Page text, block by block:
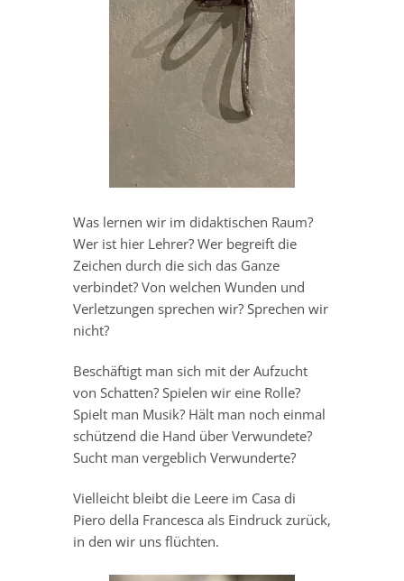
Was lernen wir im didaktischen Raum?
Wer ist hier Lehrer? Wer begreift die
Zeichen durch die sich das Ganze
verbindet? Von welchen Wunden und
Verletzungen sprechen wir? Sprechen wir
nicht?
Beschäftigt man sich mit der Aufzucht
von Schatten? Spielen wir eine Rolle?
Spielt man Musik? Hält man noch einmal
schützend die Hand über Verwundete?
Sucht man vergeblich Verwunderte?
Vielleicht bleibt die Leere im Casa di
Piero della Francesca als Eindruck zurück,
in den wir uns flüchten.